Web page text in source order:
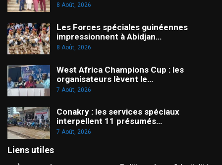
8 Août, 2026
Les Forces spéciales guinéennes
impressionnent à Abidjan…
8 Août, 2026
West Africa Champions Cup : les
organisateurs lèvent le…
7 Août, 2026
Conakry : les services spéciaux
interpellent 11 présumés…
7 Août, 2026
Liens utiles